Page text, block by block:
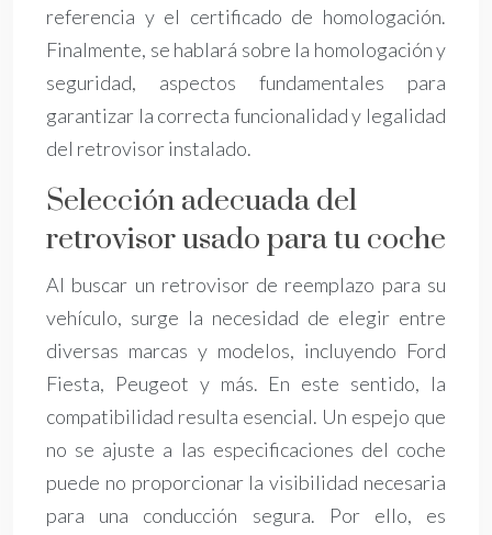
referencia y el certificado de homologación.
Finalmente, se hablará sobre la homologación y
seguridad, aspectos fundamentales para
garantizar la correcta funcionalidad y legalidad
del retrovisor instalado.
Selección adecuada del
retrovisor usado para tu coche
Al buscar un retrovisor de reemplazo para su
vehículo, surge la necesidad de elegir entre
diversas marcas y modelos, incluyendo Ford
Fiesta, Peugeot y más. En este sentido, la
compatibilidad resulta esencial. Un espejo que
no se ajuste a las especificaciones del coche
puede no proporcionar la visibilidad necesaria
para una conducción segura. Por ello, es